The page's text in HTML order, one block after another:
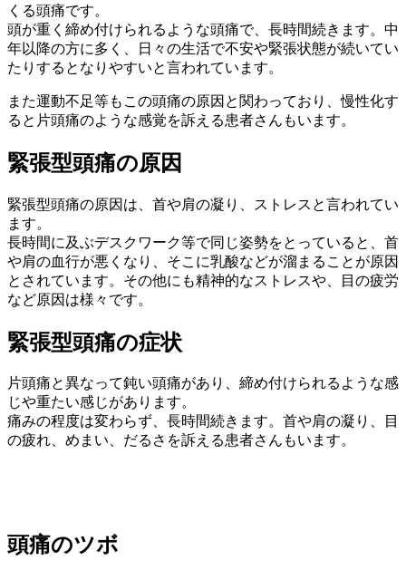
くる頭痛です。
頭が重く締め付けられるような頭痛で、長時間続きます。中
年以降の方に多く、日々の生活で不安や緊張状態が続いてい
たりするとなりやすいと言われています。
また運動不足等もこの頭痛の原因と関わっており、慢性化す
ると片頭痛のような感覚を訴える患者さんもいます。
緊張型頭痛の原因
緊張型頭痛の原因は、首や肩の凝り、ストレスと言われてい
ます。
長時間に及ぶデスクワーク等で同じ姿勢をとっていると、首
や肩の血行が悪くなり、そこに乳酸などが溜まることが原因
とされています。その他にも精神的なストレスや、目の疲労
など原因は様々です。
緊張型頭痛の症状
片頭痛と異なって鈍い頭痛があり、締め付けられるような感
じや重たい感じがあります。
痛みの程度は変わらず、長時間続きます。首や肩の凝り、目
の疲れ、めまい、だるさを訴える患者さんもいます。
頭痛のツボ